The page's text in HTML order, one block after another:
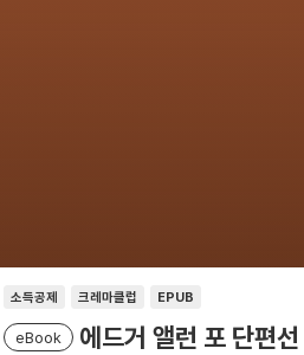
소득공제 크레마클럽 EPUB
eBook 에드거 앨런 포 단편선